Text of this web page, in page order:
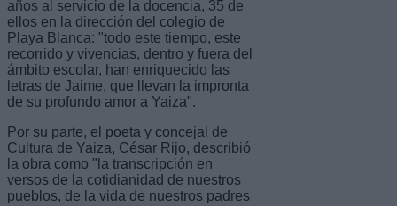
años al servicio de la docencia, 35 de
ellos en la dirección del colegio de
Playa Blanca: "todo este tiempo, este
recorrido y vivencias, dentro y fuera del
ámbito escolar, han enriquecido las
letras de Jaime, que llevan la impronta
de su profundo amor a Yaiza".
Por su parte, el poeta y concejal de
Cultura de Yaiza, César Rijo, describió
la obra como "la transcripción en
versos de la cotidianidad de nuestros
pueblos, de la vida de nuestros padres